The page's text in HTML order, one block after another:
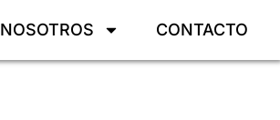
NOSOTROS CONTACTO